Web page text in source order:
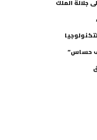
جلالة الملك
حساس”